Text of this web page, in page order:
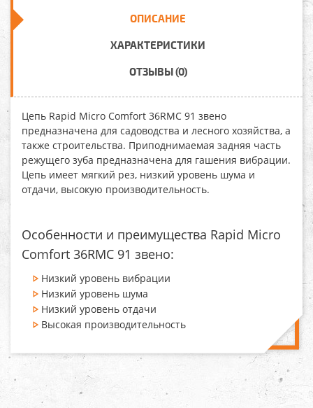
ОПИСАНИЕ
ХАРАКТЕРИСТИКИ
ОТЗЫВЫ (0)
Цепь Rapid Micro Comfort 36RMC 91 звено
предназначена для садоводства и лесного хозяйства, а
также строительства. Приподнимаемая задняя часть
режущего зуба предназначена для гашения вибрации.
Цепь имеет мягкий рез, низкий уровень шума и
отдачи, высокую производительность.
Особенности и преимущества Rapid Micro
Comfort 36RMC 91 звено:
Низкий уровень вибрации
Низкий уровень шума
Низкий уровень отдачи
Высокая производительность